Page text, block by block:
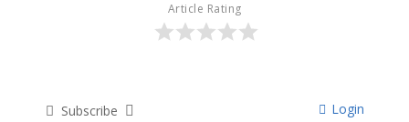
Article Rating
Subscribe Login